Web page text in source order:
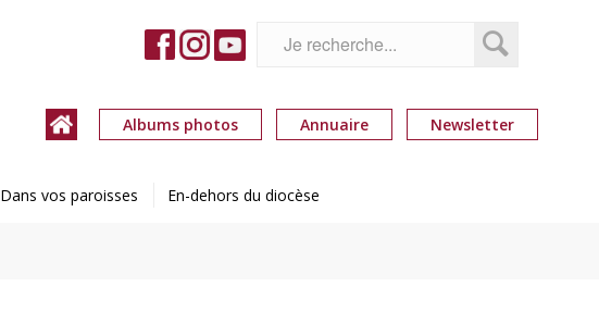
Albums photos Annuaire Newsletter
Dans vos paroisses En-dehors du diocèse